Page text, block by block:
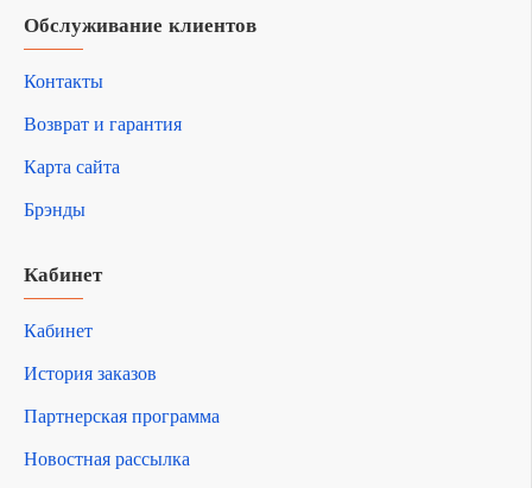
Обслуживание клиентов
Контакты
Возврат и гарантия
Карта сайта
Брэнды
Кабинет
Кабинет
История заказов
Партнерская программа
Новостная рассылка